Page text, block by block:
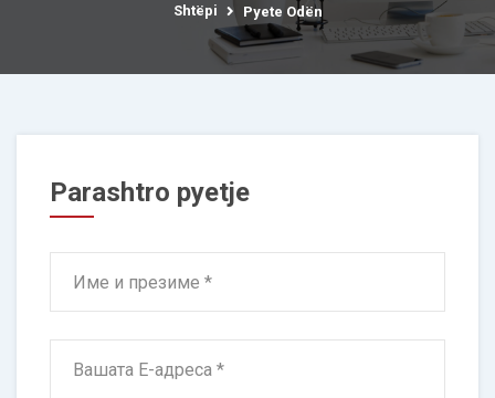
Shtëpi Pyete Odën
Parashtro pyetje